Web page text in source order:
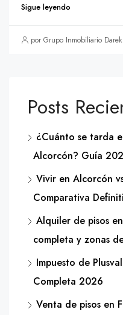
Sigue leyendo
por Grupo Inmobiliario Darek
Posts
¿Cuánto se tarda
Alcorcón? Guía
Vivir en Alcorcón
Comparativa
Alquiler de pisos
completa y zonas
Impuesto de
Completa 2026
Venta de pisos en